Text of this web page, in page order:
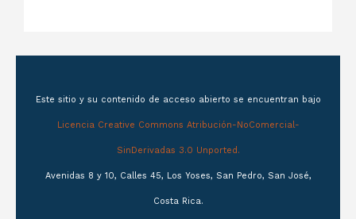
Este sitio y su contenido de acceso abierto se encuentran bajo
Licencia Creative Commons Atribución-NoComercial-
SinDerivadas 3.0 Unported.
Avenidas 8 y 10, Calles 45, Los Yoses, San Pedro, San José,
Costa Rica.